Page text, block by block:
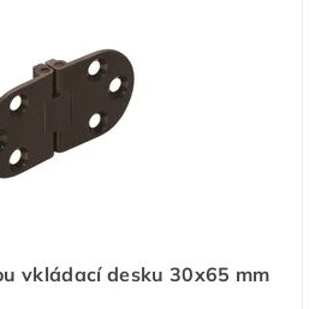
vkládací desku 30x65 mm